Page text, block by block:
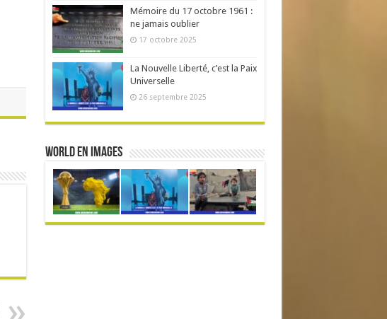
Mémoire du 17 octobre 1961 :
ne jamais oublier
17 octobre 2025
La Nouvelle Liberté, c’est la Paix
Universelle
26 septembre 2025
World en Images